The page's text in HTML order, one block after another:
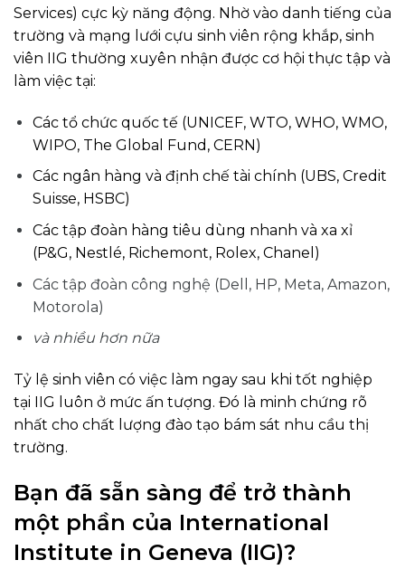
Services) cực kỳ năng động. Nhờ vào danh tiếng của
trường và mạng lưới cựu sinh viên rộng khắp, sinh
viên IIG thường xuyên nhận được cơ hội thực tập và
làm việc tại:
Các tổ chức quốc tế (UNICEF, WTO, WHO, WMO,
WIPO, The Global Fund, CERN)
Các ngân hàng và định chế tài chính (UBS, Credit
Suisse, HSBC)
Các tập đoàn hàng tiêu dùng nhanh và xa xỉ
(P&G, Nestlé, Richemont, Rolex, Chanel)
Các tập đoàn công nghệ (Dell, HP, Meta, Amazon,
Motorola)
và nhiều hơn nữa
Tỷ lệ sinh viên có việc làm ngay sau khi tốt nghiệp
tại IIG luôn ở mức ấn tượng. Đó là minh chứng rõ
nhất cho chất lượng đào tạo bám sát nhu cầu thị
trường.
Bạn đã sẵn sàng để trở thành
một phần của International
Institute in Geneva (IIG)?